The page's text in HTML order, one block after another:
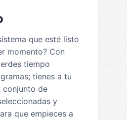
que esté listo
momento? Con
tiempo
tienes a tu
conjunto de
y
que empieces a